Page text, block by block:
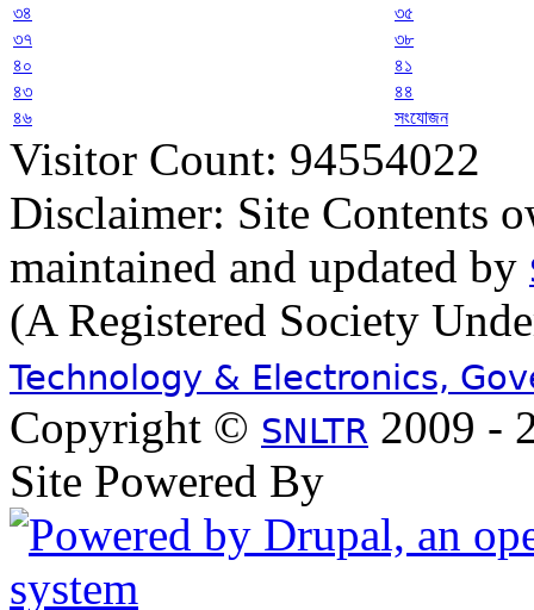
৩৪
৩৫
৩৭
৩৮
৪০
৪১
৪৩
৪৪
৪৬
সংযোজন
Visitor Count: 94554022
Disclaimer: Site Contents
maintained and updated by
(A Registered Society
Technology & Electronics,
Copyright © SNLTR 2009 -
Site Powered By